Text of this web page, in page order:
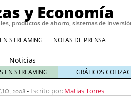
y Economía
productos de ahorro, sistemas de
STREAMING NOTAS DE PRENSA
Noticias
de XRP
por qué
las
EN STREAMING GRÁFICOS
2008- Escrito por: Matias Torres